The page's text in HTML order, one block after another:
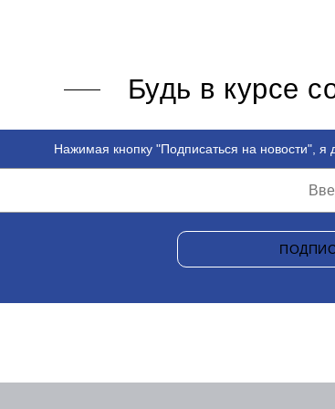
Будь в курсе
Нажимая кнопку "Подписаться на новости",